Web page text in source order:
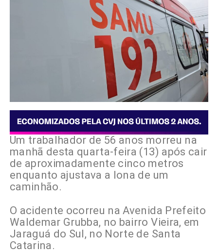
Um trabalhador de 56 anos morreu na
manhã desta quarta-feira (13) após cair
de aproximadamente cinco metros
enquanto ajustava a lona de um
caminhão.
O acidente ocorreu na Avenida Prefeito
Waldemar Grubba, no bairro Vieira, em
Jaraguá do Sul, no Norte de Santa
Catarina.